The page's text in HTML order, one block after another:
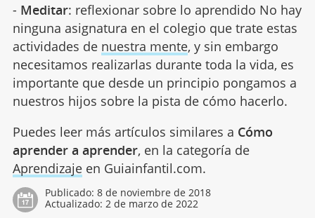
- Meditar: reflexionar sobre lo aprendido No hay
ninguna asignatura en el colegio que trate estas
actividades de nuestra mente, y sin embargo
necesitamos realizarlas durante toda la vida, es
importante que desde un principio pongamos a
nuestros hijos sobre la pista de cómo hacerlo.
Puedes leer más artículos similares a Cómo
aprender a aprender, en la categoría de
Aprendizajeen Guiainfantil.com.
Publicado: 8 de noviembre de 2018
Actualizado: 2 de marzo de 2022